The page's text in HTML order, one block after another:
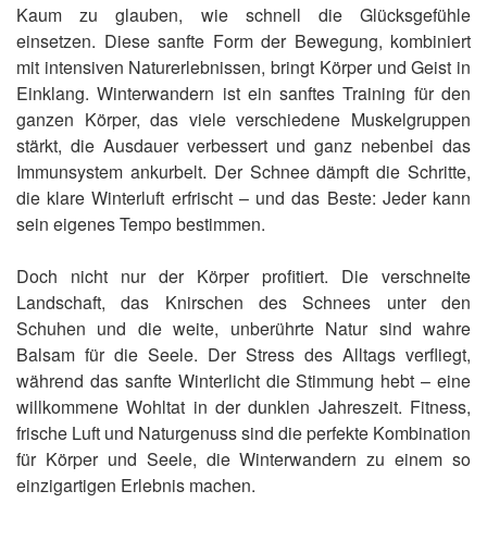
Kaum zu glauben, wie schnell die Glücksgefühle
einsetzen. Diese sanfte Form der Bewegung, kombiniert
mit intensiven Naturerlebnissen, bringt Körper und Geist in
Einklang. Winterwandern ist ein sanftes Training für den
ganzen Körper, das viele verschiedene Muskelgruppen
stärkt, die Ausdauer verbessert und ganz nebenbei das
Immunsystem ankurbelt. Der Schnee dämpft die Schritte,
die klare Winterluft erfrischt – und das Beste: Jeder kann
sein eigenes Tempo bestimmen.
Doch nicht nur der Körper profitiert. Die verschneite
Landschaft, das Knirschen des Schnees unter den
Schuhen und die weite, unberührte Natur sind wahre
Balsam für die Seele. Der Stress des Alltags verfliegt,
während das sanfte Winterlicht die Stimmung hebt – eine
willkommene Wohltat in der dunklen Jahreszeit. Fitness,
frische Luft und Naturgenuss sind die perfekte Kombination
für Körper und Seele, die Winterwandern zu einem so
einzigartigen Erlebnis machen.